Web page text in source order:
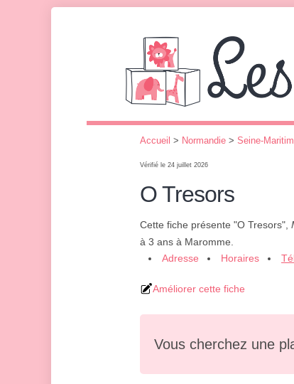
Accueil > Normandie > Seine-
Vérifié le 24 juillet 2026
O Tresors
Cette fiche présente "O Tresors",
à 3 ans à Maromme.
Adresse
Horaires
Améliorer cette fiche
Vous cherchez une